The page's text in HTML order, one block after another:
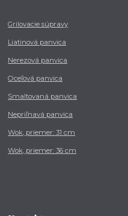
Grilovacie súpravy
Liatinová panvica
Nerezová panvica
Oceľová panvica
Smaltovaná panvica
Nepriľnavá panvica
Wok, priemer: 31 cm
Wok, priemer: 36 cm